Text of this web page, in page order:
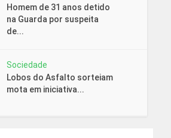
Homem de 31 anos detido
na Guarda por suspeita
de...
Sociedade
Lobos do Asfalto sorteiam
mota em iniciativa...